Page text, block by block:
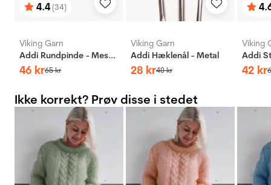
Vurdering:
4.4(34)
ud af 5 stjerner
Viking Garn
Addi Rundpinde - Messing
46 kr65kr
Viking Garn
Addi Hæklenål - Metal
28 kr40kr
ud
Viking
42 kr
Ikke korrekt? Prøv disse i stedet